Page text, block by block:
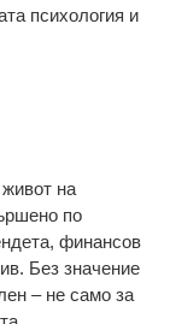
психология и
на
по
финансов
Без значение
– не само за